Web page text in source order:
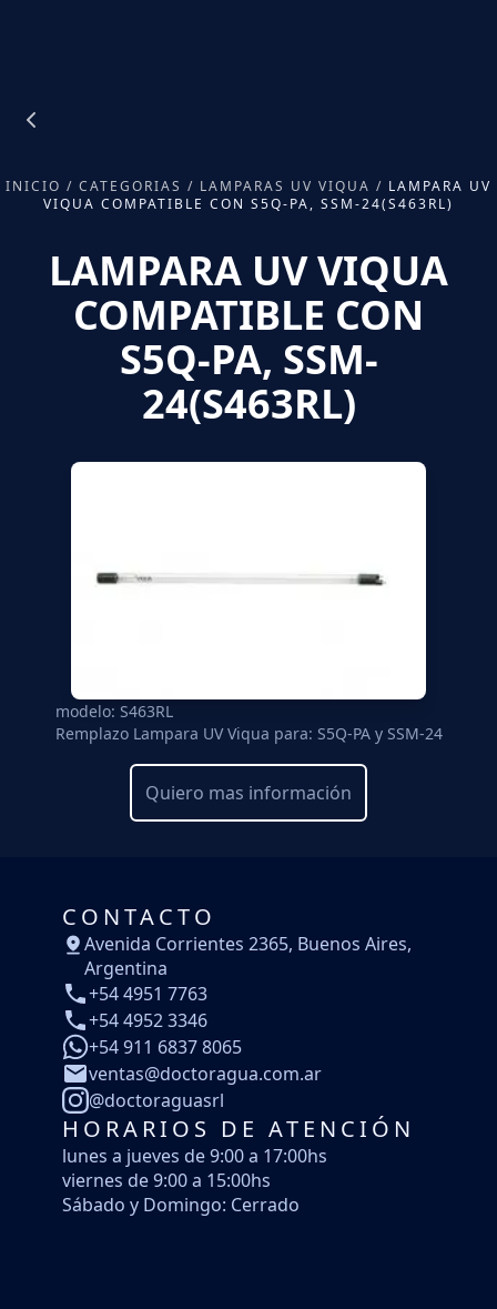
INICIO / CATEGORIAS / LAMPARAS UV VIQUA / LAMPARA UV
VIQUA COMPATIBLE CON S5Q-PA, SSM-24(S463RL)
LAMPARA UV VIQUA
COMPATIBLE CON
S5Q-PA, SSM-
24(S463RL)
modelo: S463RL
Remplazo Lampara UV Viqua para: S5Q-PA y SSM-24
Quiero mas información
CONTACTO
Avenida Corrientes 2365, Buenos Aires,
Argentina
+54 4951 7763
+54 4952 3346
+54 911 6837 8065
ventas@doctoragua.com.ar
@doctoraguasrl
HORARIOS DE ATENCIÓN
lunes a jueves de 9:00 a 17:00hs
viernes de 9:00 a 15:00hs
Sábado y Domingo: Cerrado